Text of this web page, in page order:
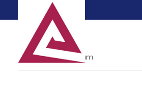
Home Our Team